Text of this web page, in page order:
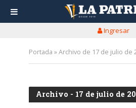
Ingresar
Portada »Archivo de 17 de julio de
Archivo - 17 de julio de